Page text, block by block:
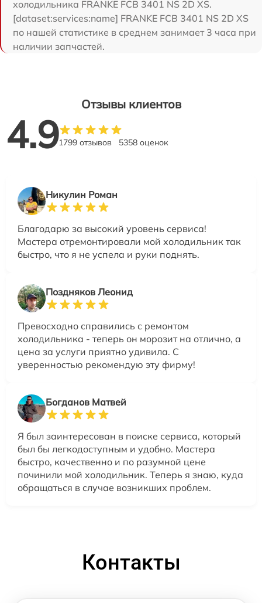
холодильника FRANKE FCB 3401 NS 2D XS.
[dataset:services:name] FRANKE FCB 3401 NS 2D XS
по нашей статистике в среднем занимает 3 часа при
наличии запчастей.
Отзывы клиентов
4.91799 отзывов 5358 оценок
Никулин Роман
Благодарю за высокий уровень сервиса!
Мастера отремонтировали мой холодильник так
быстро, что я не успела и руки поднять.
Поздняков Леонид
Превосходно справились с ремонтом
холодильника - теперь он морозит на отлично, а
цена за услуги приятно удивила. С
уверенностью рекомендую эту фирму!
Богданов Матвей
Я был заинтересован в поиске сервиса, который
был бы легкодоступным и удобно. Мастера
быстро, качественно и по разумной цене
починили мой холодильник. Теперь я знаю, куда
обращаться в случае возникших проблем.
Контакты